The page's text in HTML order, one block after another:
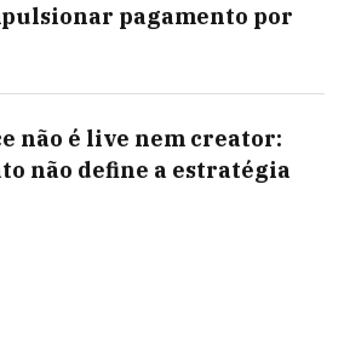
pagamento por
não é live nem creator:
não define a estratégia